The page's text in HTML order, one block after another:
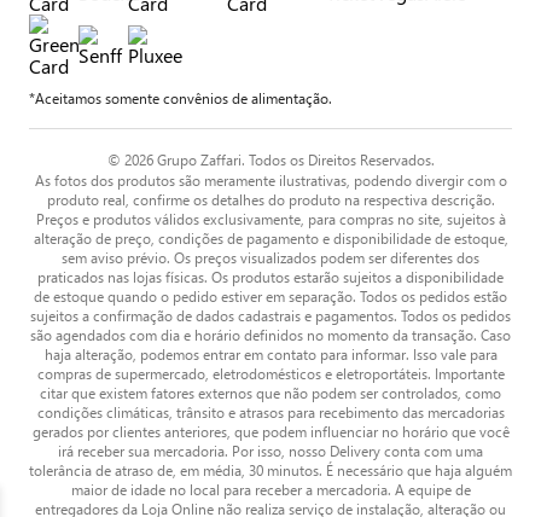
*Aceitamos somente convênios de alimentação.
© 2026 Grupo Zaffari. Todos os Direitos Reservados.
As fotos dos produtos são meramente ilustrativas, podendo divergir com o
produto real, confirme os detalhes do produto na respectiva descrição.
Preços e produtos válidos exclusivamente, para compras no site, sujeitos à
alteração de preço, condições de pagamento e disponibilidade de estoque,
sem aviso prévio. Os preços visualizados podem ser diferentes dos
praticados nas lojas físicas. Os produtos estarão sujeitos a disponibilidade
de estoque quando o pedido estiver em separação. Todos os pedidos estão
sujeitos a confirmação de dados cadastrais e pagamentos. Todos os pedidos
são agendados com dia e horário definidos no momento da transação. Caso
haja alteração, podemos entrar em contato para informar. Isso vale para
compras de supermercado, eletrodomésticos e eletroportáteis. Importante
citar que existem fatores externos que não podem ser controlados, como
condições climáticas, trânsito e atrasos para recebimento das mercadorias
gerados por clientes anteriores, que podem influenciar no horário que você
irá receber sua mercadoria. Por isso, nosso Delivery conta com uma
tolerância de atraso de, em média, 30 minutos. É necessário que haja alguém
maior de idade no local para receber a mercadoria. A equipe de
entregadores da Loja Online não realiza serviço de instalação, alteração ou